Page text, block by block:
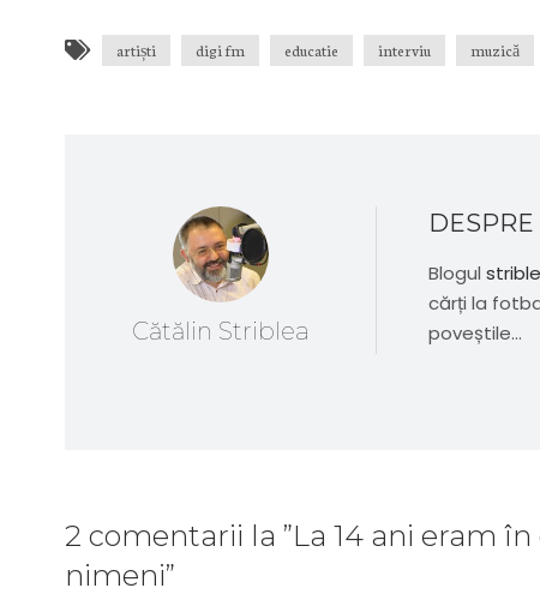
artiști digi fm educatie interviu muzică
Cătălin Striblea
DESPRE
Blogul
cărți la
poveștile...
2 comentarii la ”La 14 ani eram
nimeni”